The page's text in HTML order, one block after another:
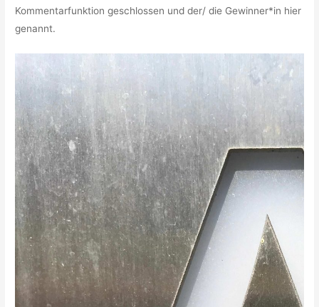
Kommentarfunktion geschlossen und der/ die Gewinner*in hier
genannt.